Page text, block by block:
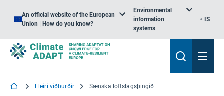
An official website of the European
Union | How do you know?
Environmental
information
systems
IS
Fleiri viðburðir Sænska loftslagsþingið